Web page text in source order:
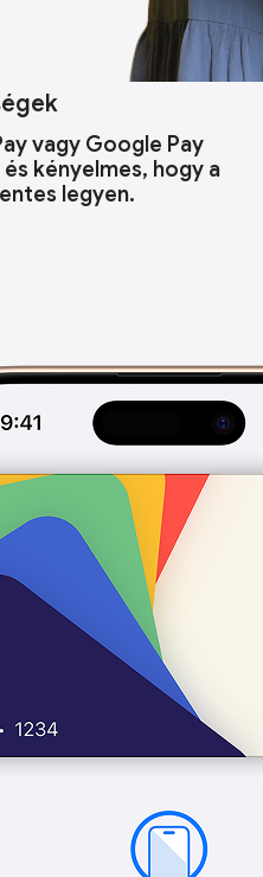
vagy Google Pay
kényelmes, hogy a
legyen.